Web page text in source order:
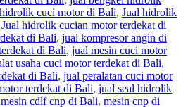
cuci motor di Bali, Jual hidrolik
Jual hidrolik cucian motor terdekat di
di Bali, jual kompresor angin di
di Bali, jual mesin cuci motor
usaha cuci motor terdekat di Bali,
di Bali, jual peralatan cuci motor
terdekat di Bali, jual seal hidrolik
mesin cdlf cnp di Bali, mesin cnp di